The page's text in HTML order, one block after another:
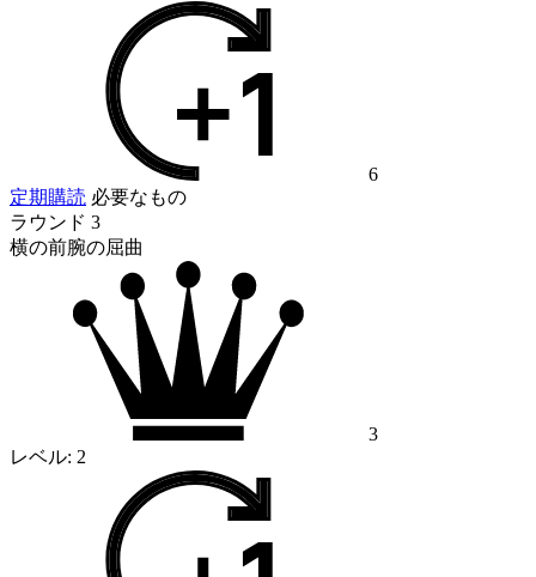
6
定期購読 必要なもの
ラウンド 3
横の前腕の屈曲
3
レベル: 2